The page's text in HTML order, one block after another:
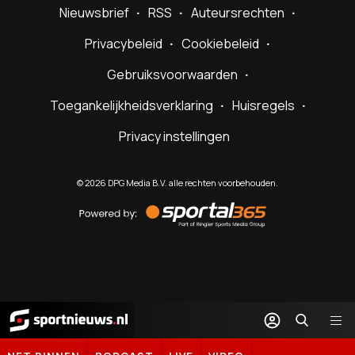
Nieuwsbrief RSS
Auteursrechten
Privacybeleid
Cookiebeleid
Gebruiksvoorwaarden
Toegankelijkheidsverklaring
Huisregels
Privacy instellingen
©2026 DPG Media B.V. alle rechten voorbehouden.
by
Sportal365
Sportnieuws.nl